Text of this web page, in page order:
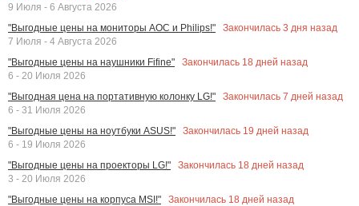
9 Июля - 6 Августа 2026
"Выгодные цены на мониторы AOC и Philips!"
Закончилась 3 дня назад
7 Июля - 4 Августа 2026
"Выгодные цены на наушники Fifine"
Закончилась 18 дней назад
6 - 20 Июля 2026
"Выгодная цена на портативную колонку LG!"
Закончилась 7 дней назад
6 - 31 Июля 2026
"Выгодные цены на ноутбуки ASUS!"
Закончилась 19 дней назад
6 - 19 Июля 2026
"Выгодные цены на проекторы LG!"
Закончилась 18 дней назад
3 - 20 Июля 2026
"Выгодные цены на корпуса MSI!"
Закончилась 18 дней назад